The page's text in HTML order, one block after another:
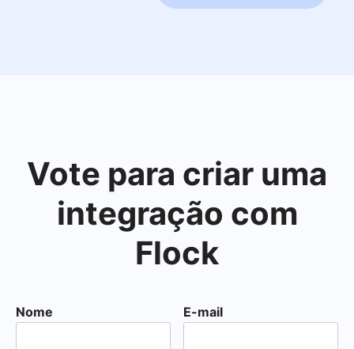
Vote para criar uma
integração com
Flock
Nome E-mail